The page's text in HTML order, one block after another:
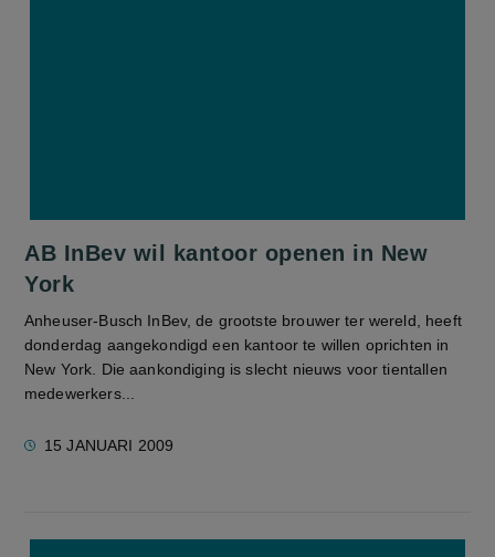
AB InBev wil kantoor openen in New
York
Anheuser-Busch InBev, de grootste brouwer ter wereld, heeft
donderdag aangekondigd een kantoor te willen oprichten in
New York. Die aankondiging is slecht nieuws voor tientallen
medewerkers...
15 JANUARI 2009